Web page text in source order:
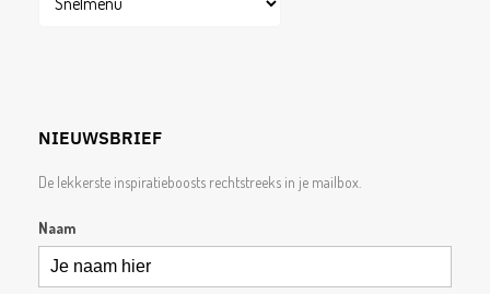
NIEUWSBRIEF
De lekkerste inspiratieboosts rechtstreeks in je mailbox.
Naam